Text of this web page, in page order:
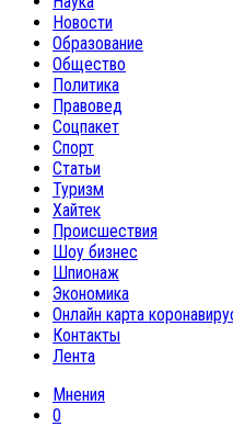
Новости
Образование
Общество
Политика
Правовед
Соцпакет
Спорт
Статьи
Туризм
Хайтек
Происшествия
Шоу бизнес
Шпионаж
Экономика
Онлайн карта
Контакты
Лента
Мнения
0